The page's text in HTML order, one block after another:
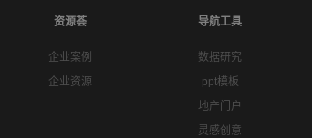
资源荟
企业案例
企业资源
导航工具
数据研究
ppt模板
地产门户
灵感创意